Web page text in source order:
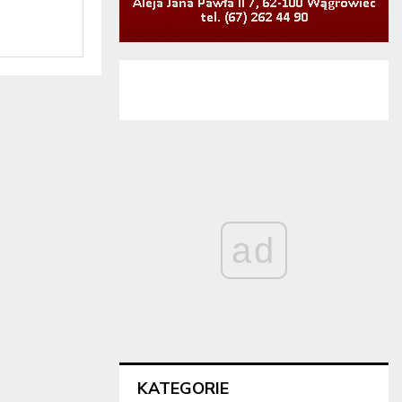
ad
KATEGORIE